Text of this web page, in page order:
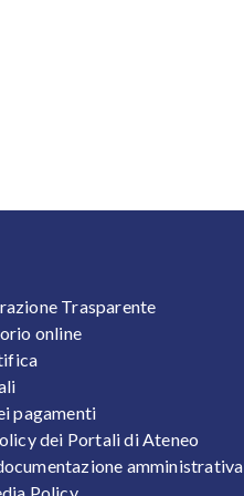
1 Trasparente
online
pagamenti
dei Portali di Ateneo
amministrativa
Policy